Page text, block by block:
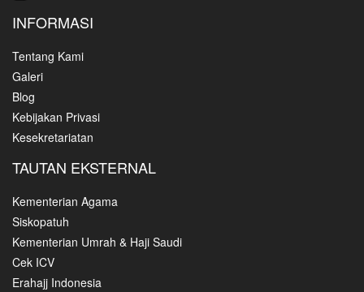
INFORMASI
Tentang Kami
Galeri
Blog
Kebijakan Privasi
Kesekretariatan
TAUTAN EKSTERNAL
Kementerian Agama
Siskopatuh
Kementerian Umrah & Haji Saudi
Cek ICV
Erahajj Indonesia